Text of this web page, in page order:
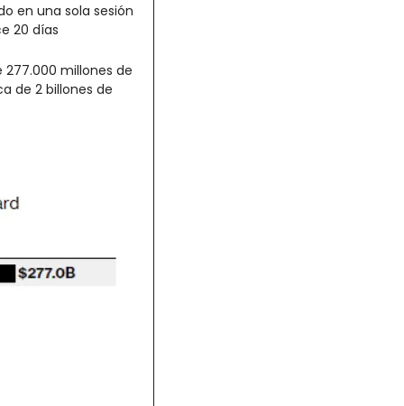
en una sola sesión
20 días
277.000 millones de
de 2 billones de